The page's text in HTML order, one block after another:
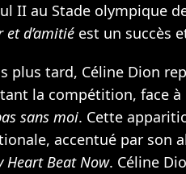
II au Stade olympique
et d’amitié est un succès
plus tard, Céline Dion
la compétition, face à
sans moi. Cette
accentué par son
Heart Beat Now. Céline